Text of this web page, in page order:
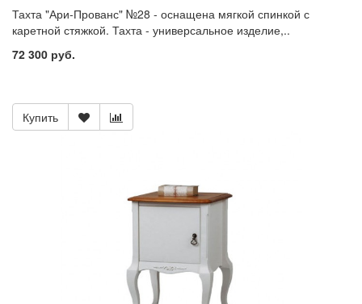
Тахта "Ари-Прованс" №28 - оснащена мягкой спинкой с
каретной стяжкой. Тахта - универсальное изделие,..
72 300 руб.
Купить